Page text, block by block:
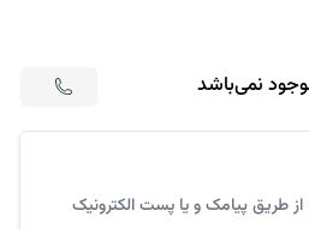
نمی‌باشد
طریق پیامک و یا پست الکترونیک